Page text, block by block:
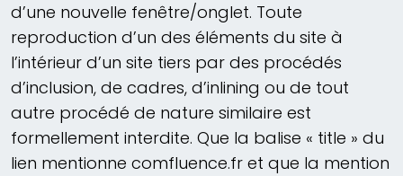
d’une nouvelle fenêtre/onglet. Toute
reproduction d’un des éléments du site à
l’intérieur d’un site tiers par des procédés
d’inclusion, de cadres, d’inlining ou de tout
autre procédé de nature similaire est
formellement interdite. Que la balise « title » du
lien mentionne comfluence.fr et que la mention